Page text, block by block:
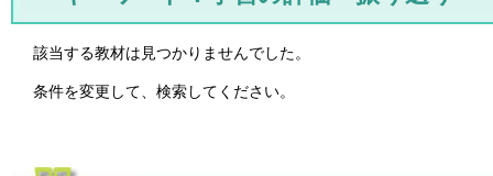
該当する教材は見つかりませんでした。
条件を変更して、検索してください。